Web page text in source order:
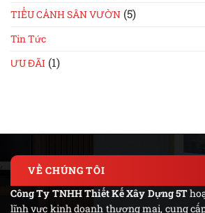
TIỂU CẢNH SÂN VƯỜN (5)
Tin Tức
ƯU ĐÃI (1)
VỀ CHÚNG TÔI
Công Ty TNHH Thiết Kế Xây Dựng 5T
lĩnh vực kinh doanh thương mại, cung